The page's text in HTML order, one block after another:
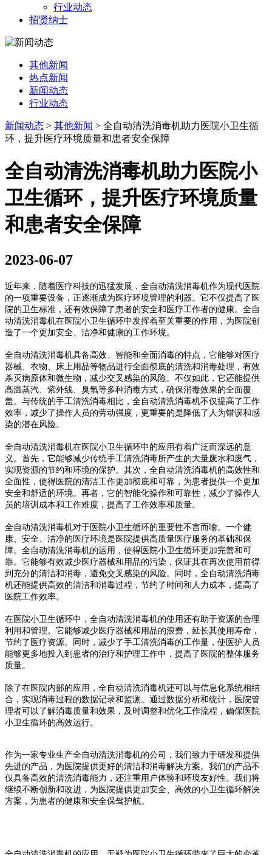
行业动态
招贤纳士
其他新闻
热点新闻
新闻动态
行业动态
新闻动态 > 其他新闻 > 全自动清洗消毒机助力医院小卫生循
环，提升医疗环境质量和患者安全保障
全自动清洗消毒机助力医院小
卫生循环，提升医疗环境质量
和患者安全保障
2023-06-07
近年来，随着医疗科技的迅猛发展，全自动清洗消毒机作为现代医院
的一项重要设备，正逐渐成为医疗环境管理的利器。它不仅提高了医
院的卫生标准，还有效保障了患者的安全和医疗工作者的健康。全自
动清洗消毒机在医院小卫生循环中发挥着至关重要的作用，为医院创
造了一个更加安全、洁净和健康的工作环境。
全自动清洗消毒机具备高效、智能和全面消毒的特点，它能够对医疗
器械、衣物、床上用品等物品进行全面彻底的清洗和消毒处理，有效
杀灭病原体和微生物，减少交叉感染的风险。不仅如此，它还能提供
高温蒸汽、紫外线、臭氧等多种消毒方式，确保消毒效果的全面覆
盖。与传统的手工清洗消毒相比，全自动清洗消毒机不仅提高了工作
效率，减少了操作人员的劳动强度，更重要的是降低了人为错误和感
染的潜在风险。
全自动清洗消毒机在医院小卫生循环中的应用有着广泛而深远的意
义。首先，它能够减少传统手工清洗消毒所产生的大量废水和废气，
实现资源的节约和环境的保护。其次，全自动清洗消毒机的高效性和
全面性，使得医院的清洁工作更加彻底和可靠，为患者提供一个更加
安全和舒适的环境。再者，它的智能化操作和可靠性，减少了操作人
员的培训成本和工作难度，提高了工作效率和质量。
全自动清洗消毒机对于医院小卫生循环的重要性不言而喻。一个健
康、安全、洁净的医疗环境是医院提供高质量医疗服务的基础和保
障。全自动清洗消毒机的运用，使得医院小卫生循环更加完善和可
靠。它能够有效减少医疗器械和用品的污染，保证其在再次使用前得
到充分的清洁和消毒，避免交叉感染的风险。同时，全自动清洗消毒
机还能提供高效的清洁和消毒过程，节约了时间和人力成本，提高了
医院工作效率。
在医院小卫生循环中，全自动清洗消毒机的使用还有助于资源的合理
利用和管理。它能够减少医疗器械和用品的浪费，延长其使用寿命，
节约了医疗资源。同时，减少了手工清洗消毒的工作量，使医护人员
能够更多地投入到患者的治疗和护理工作中，提高了医院的整体服务
质量。
除了在医院内部的应用，全自动清洗消毒机还可以与信息化系统相结
合，实现消毒过程的数据记录和监测。通过数据分析和统计，医院管
理者可以了解消毒质量和效果，及时调整和优化工作流程，确保医院
小卫生循环的高效运行。
作为一家专业生产全自动清洗消毒机的公司，我们致力于研发和提供
先进的产品，为医院提供更好的清洁和消毒解决方案。我们的产品不
仅具备高效的清洗消毒能力，还注重用户体验和环境友好性。我们将
继续不断创新和改进，为医院提供更加安全、高效的小卫生循环解决
方案，为患者的健康和安全保驾护航。